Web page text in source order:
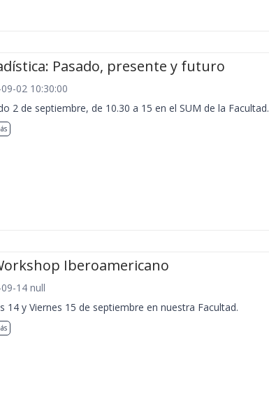
Pasado, presente y futuro
02 10:30:00
2 de septiembre, de 10.30 a 15 en el SUM de la Facultad.
Iberoamericano
14 null
14 y Viernes 15 de septiembre en nuestra Facultad.